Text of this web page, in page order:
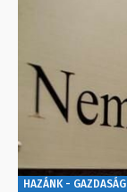
HAZÁNK - GAZDASÁG